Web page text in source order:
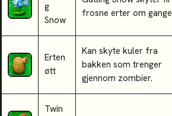
g
Snow
frosne erter om
Erten
øtt
Kan skyte kuler fra
bakken som trenger
gjennom zombier.
Twin